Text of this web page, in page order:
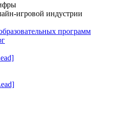
игровой индустрии
программ